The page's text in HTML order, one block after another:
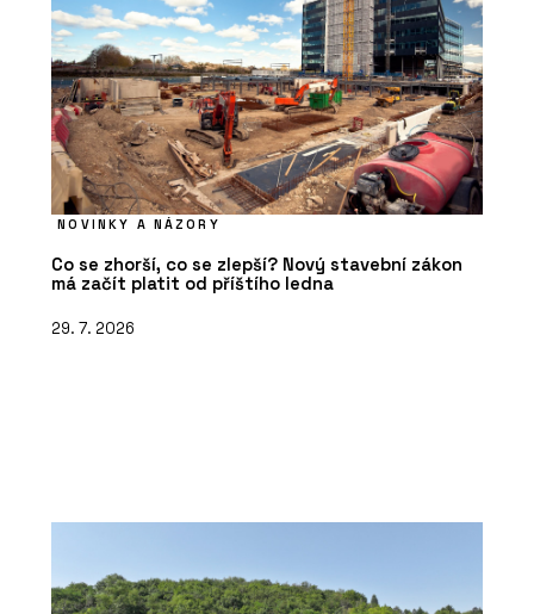
NOVINKY A NÁZORY
Co se zhorší, co se zlepší? Nový stavební zákon
má začít platit od příštího ledna
29. 7. 2026